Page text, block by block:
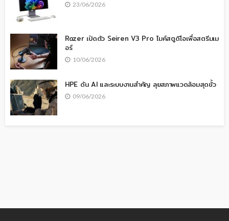
23/06/2026
Razer เปิดตัว Seiren V3 Pro ไมค์สตูดิโอเพื่อสตรีมเม
อร์
10/06/2026
HPE ดัน AI และระบบงานสำคัญ ลุยสภาพแวดล้อมสุดขั้ว
09/06/2026